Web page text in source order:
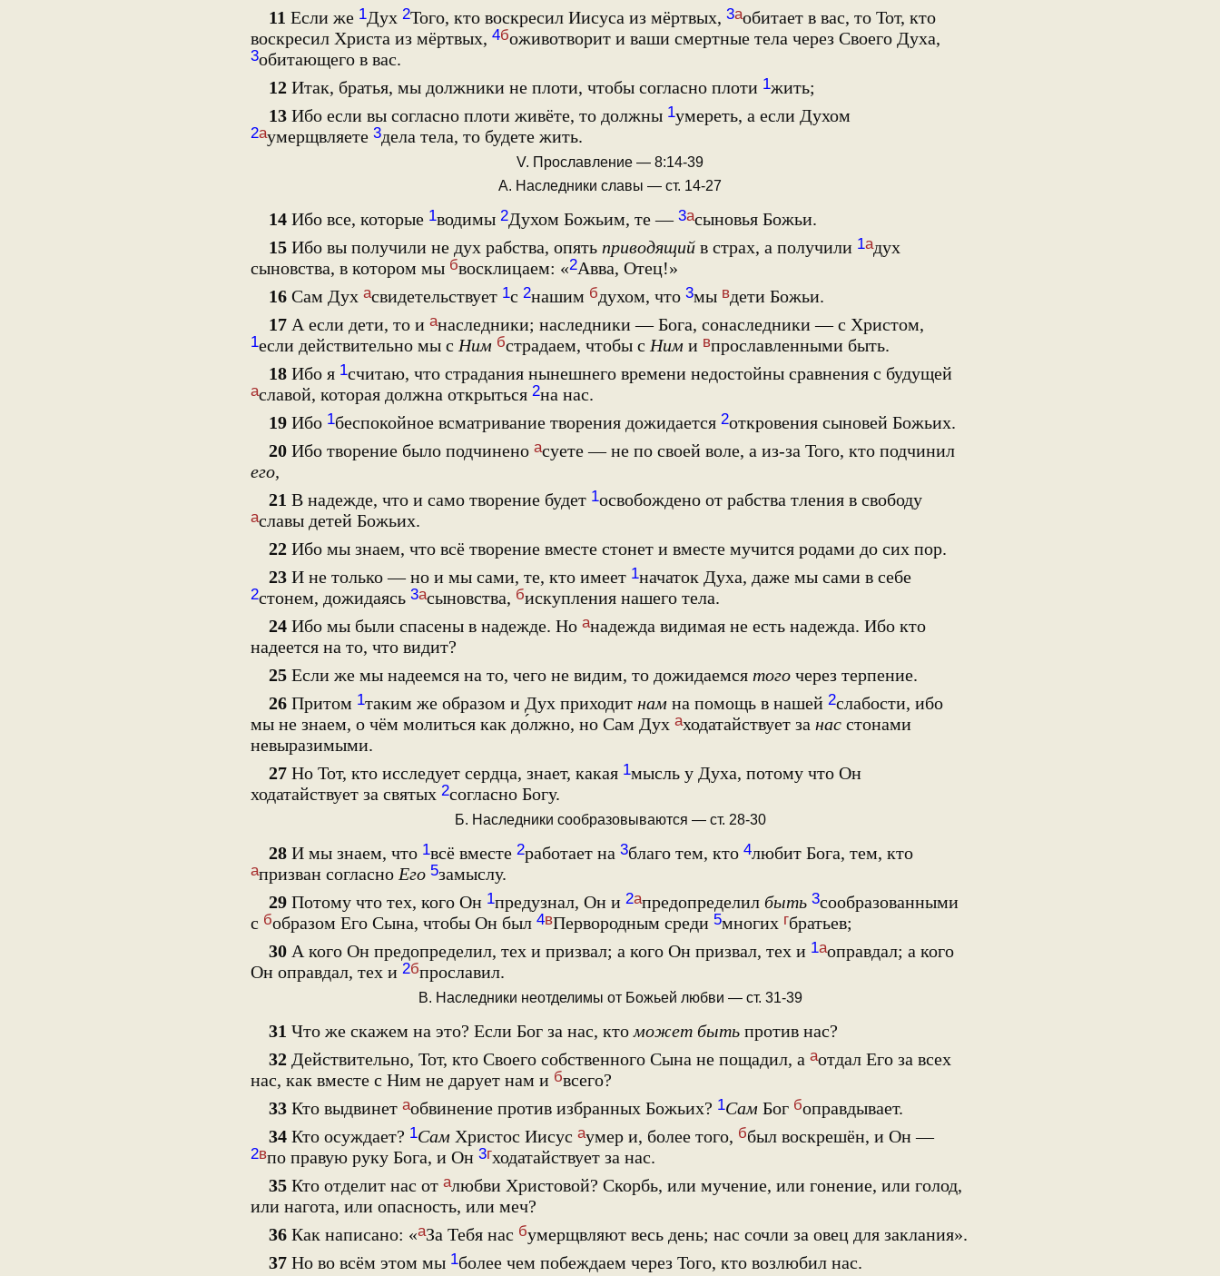
11 Если же 1Дух 2Того, кто воскресил Иисуса из мёртвых, 3аобитает в вас, то Тот, кто
воскресил Христа из мёртвых, 4боживотворит и ваши смертные тела через Своего Духа,
3обитающего в вас.
12 Итак, братья, мы должники не плоти, чтобы согласно плоти 1жить;
13 Ибо если вы согласно плоти живёте, то должны 1умереть, а если Духом
2аумерщвляете 3дела тела, то будете жить.
V. Прославление — 8:14-39
А. Наследники славы — ст. 14-27
14 Ибо все, которые 1водимы 2Духом Божьим, те — 3асыновья Божьи.
15 Ибо вы получили не дух рабства, опять приводящий в страх, а получили 1адух
сыновства, в котором мы бвосклицаем: «2Авва, Отец!»
16 Сам Дух асвидетельствует 1с 2нашим бдухом, что 3мы вдети Божьи.
17 А если дети, то и анаследники; наследники — Бога, сонаследники — с Христом,
1если действительно мы с Ним бстрадаем, чтобы с Ним и впрославленными быть.
18 Ибо я 1считаю, что страдания нынешнего времени недостойны сравнения с будущей
аславой, которая должна открыться 2на нас.
19 Ибо 1беспокойное всматривание творения дожидается 2откровения сыновей Божьих.
20 Ибо творение было подчинено асуете — не по своей воле, а из-за Того, кто подчинил
его,
21 В надежде, что и само творение будет 1освобождено от рабства тления в свободу
аславы детей Божьих.
22 Ибо мы знаем, что всё творение вместе стонет и вместе мучится родами до сих пор.
23 И не только — но и мы сами, те, кто имеет 1начаток Духа, даже мы сами в себе
2стонем, дожидаясь 3асыновства, бискупления нашего тела.
24 Ибо мы были спасены в надежде. Но анадежда видимая не есть надежда. Ибо кто
надеется на то, что видит?
25 Если же мы надеемся на то, чего не видим, то дожидаемся того через терпение.
26 Притом 1таким же образом и Дух приходит нам на помощь в нашей 2слабости, ибо
мы не знаем, о чём молиться как до́лжно, но Сам Дух аходатайствует за нас стонами
невыразимыми.
27 Но Тот, кто исследует сердца, знает, какая 1мысль у Духа, потому что Он
ходатайствует за святых 2согласно Богу.
Б. Наследники сообразовываются — ст. 28-30
28 И мы знаем, что 1всё вместе 2работает на 3благо тем, кто 4любит Бога, тем, кто
апризван согласно Его 5замыслу.
29 Потому что тех, кого Он 1предузнал, Он и 2апредопределил быть 3сообразованными
с бобразом Его Сына, чтобы Он был 4вПервородным среди 5многих гбратьев;
30 А кого Он предопределил, тех и призвал; а кого Он призвал, тех и 1аоправдал; а кого
Он оправдал, тех и 2бпрославил.
В. Наследники неотделимы от Божьей любви — ст. 31-39
31 Что же скажем на это? Если Бог за нас, ктоможет быть против нас?
32 Действительно, Тот, кто Своего собственного Сына не пощадил, а аотдал Его за всех
нас, как вместе с Ним не дарует нам и бвсего?
33 Кто выдвинет аобвинение против избранных Божьих? 1Сам Бог боправдывает.
34 Кто осуждает? 1Сам Христос Иисус аумер и, более того, ббыл воскрешён, и Он —
2впо правую руку Бога, и Он 3гходатайствует за нас.
35 Кто отделит нас от алюбви Христовой? Скорбь, или мучение, или гонение, или голод,
или нагота, или опасность, или меч?
36 Как написано: «аЗа Тебя нас бумерщвляют весь день; нас сочли за овец для заклания».
37 Но во всём этом мы 1более чем побеждаем через Того, кто возлюбил нас.